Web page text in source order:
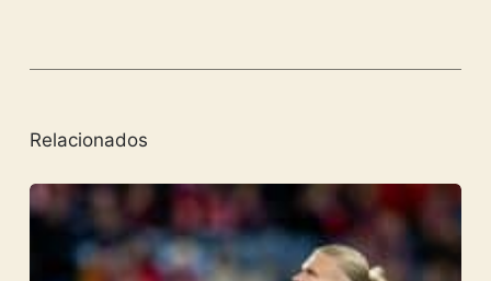
Relacionados